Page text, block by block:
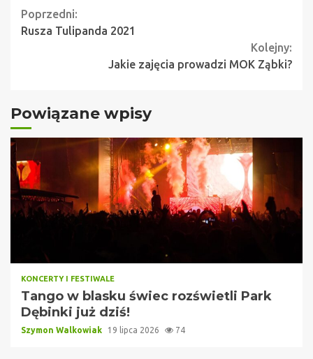
Continue
Reading
Poprzedni:
Rusza Tulipanda 2021
Kolejny:
Jakie zajęcia prowadzi MOK Ząbki?
Powiązane wpisy
KONCERTY I FESTIWALE
Tango w blasku świec rozświetli Park
Dębinki już dziś!
Szymon Walkowiak 19 lipca 2026 74